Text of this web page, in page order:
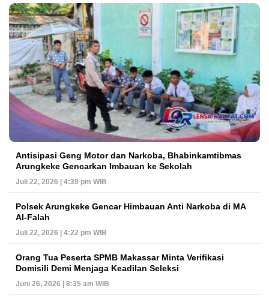
Antisipasi Geng Motor dan Narkoba, Bhabinkamtibmas
Arungkeke Gencarkan Imbauan ke Sekolah
Juli 22, 2026 | 4:39 pm WIB
Polsek Arungkeke Gencar Himbauan Anti Narkoba di MA
Al-Falah
Juli 22, 2026 | 4:22 pm WIB
Orang Tua Peserta SPMB Makassar Minta Verifikasi
Domisili Demi Menjaga Keadilan Seleksi
Juni 26, 2026 | 8:35 am WIB